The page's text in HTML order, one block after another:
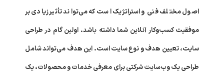
اصول مختلف فنی و استراتژیک است که می‌تواند تأثیر زیادی بر
موفقیت کسب‌وکار آنلاین شما داشته باشد. اولین گام در طراحی
سایت، تعیین هدف و نوع سایت است. این هدف می‌تواند شامل
طراحی یک وب‌سایت شرکتی برای معرفی خدمات و محصولات، یک